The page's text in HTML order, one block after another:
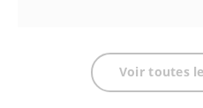
Voir toutes